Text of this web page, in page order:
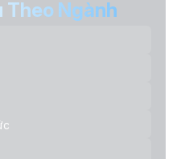
Theo Ngành